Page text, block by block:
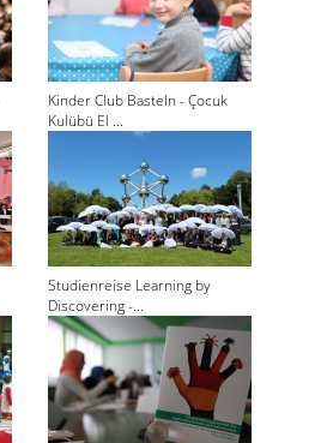
Kinder Club Basteln - Çocuk
Kulübü El ...
Studienreise Learning by
Discovering -...